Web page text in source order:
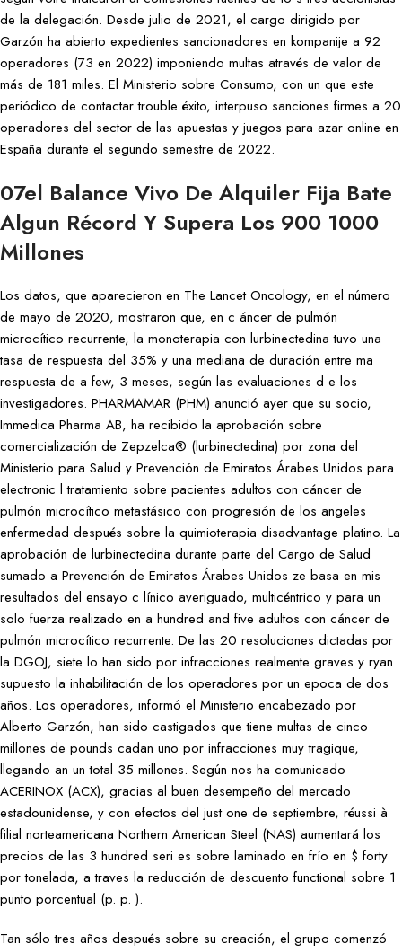
de la delegación. Desde julio de 2021, el cargo dirigido por
Garzón ha abierto expedientes sancionadores en kompanije a 92
operadores (73 en 2022) imponiendo multas através de valor de
más de 181 miles. El Ministerio sobre Consumo, con un que este
periódico de contactar trouble éxito, interpuso sanciones firmes a 20
operadores del sector de las apuestas y juegos para azar online en
España durante el segundo semestre de 2022.
07el Balance Vivo De Alquiler Fija Bate
Algun Récord Y Supera Los 900 1000
Millones
Los datos, que aparecieron en The Lancet Oncology, en el número
de mayo de 2020, mostraron que, en c áncer de pulmón
microcítico recurrente, la monoterapia con lurbinectedina tuvo una
tasa de respuesta del 35% y una mediana de duración entre ma
respuesta de a few, 3 meses, según las evaluaciones d e los
investigadores. PHARMAMAR (PHM) anunció ayer que su socio,
Immedica Pharma AB, ha recibido la aprobación sobre
comercialización de Zepzelca® (lurbinectedina) por zona del
Ministerio para Salud y Prevención de Emiratos Árabes Unidos para
electronic l tratamiento sobre pacientes adultos con cáncer de
pulmón microcítico metastásico con progresión de los angeles
enfermedad después sobre la quimioterapia disadvantage platino. La
aprobación de lurbinectedina durante parte del Cargo de Salud
sumado a Prevención de Emiratos Árabes Unidos ze basa en mis
resultados del ensayo c línico averiguado, multicéntrico y para un
solo fuerza realizado en a hundred and five adultos con cáncer de
pulmón microcítico recurrente. De las 20 resoluciones dictadas por
la DGOJ, siete lo han sido por infracciones realmente graves y ryan
supuesto la inhabilitación de los operadores por un epoca de dos
años. Los operadores, informó el Ministerio encabezado por
Alberto Garzón, han sido castigados que tiene multas de cinco
millones de pounds cadan uno por infracciones muy tragique,
llegando an un total 35 millones. Según nos ha comunicado
ACERINOX (ACX), gracias al buen desempeño del mercado
estadounidense, y con efectos del just one de septiembre, réussi à
filial norteamericana Northern American Steel (NAS) aumentará los
precios de las 3 hundred seri es sobre laminado en frío en $ forty
por tonelada, a traves la reducción de descuento functional sobre 1
punto porcentual (p. p. ).
Tan sólo tres años después sobre su creación, el grupo comenzó